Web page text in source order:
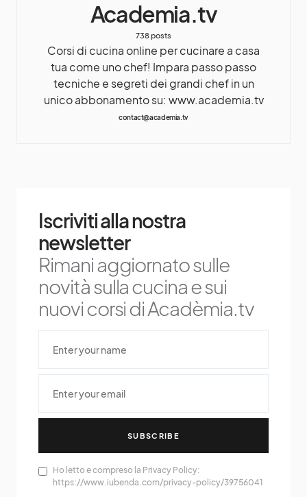
Academia.tv
738 posts
Corsi di cucina online per cucinare a casa
tua come uno chef! Impara passo passo
tecniche e segreti dei grandi chef in un
unico abbonamento su: www.academia.tv
contact@academia.tv
Iscriviti alla nostra
newsletter
Rimani aggiornato sulle
novità sulla cucina e sui
nuovi corsi di Acadèmia.tv
SUBSCRIBE
Ho letto e compreso la Privacy Policy:
https://www.iubenda.com/privacy-policy/39756041